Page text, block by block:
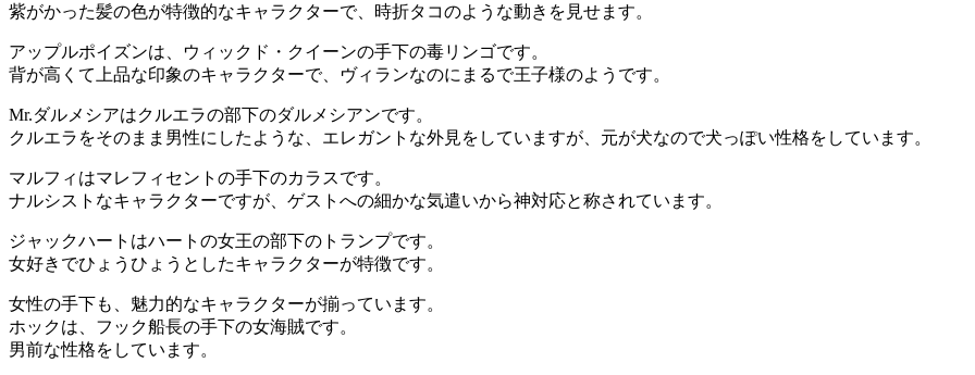
紫がかった髪の色が特徴的なキャラクターで、時折タコのような動きを見せます。
アップルポイズンは、ウィックド・クイーンの手下の毒リンゴです。
背が高くて上品な印象のキャラクターで、ヴィランなのにまるで王子様のようです。
Mr.ダルメシアはクルエラの部下のダルメシアンです。
クルエラをそのまま男性にしたような、エレガントな外見をしていますが、元が犬なので犬っぽい性格をしています。
マルフィはマレフィセントの手下のカラスです。
ナルシストなキャラクターですが、ゲストへの細かな気遣いから神対応と称されています。
ジャックハートはハートの女王の部下のトランプです。
女好きでひょうひょうとしたキャラクターが特徴です。
女性の手下も、魅力的なキャラクターが揃っています。
ホックは、フック船長の手下の女海賊です。
男前な性格をしています。